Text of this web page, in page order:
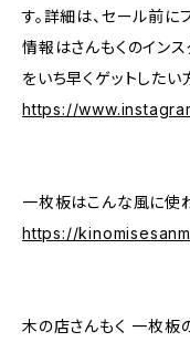
す。詳細は、セール前に
情報はさんもくのイン
をいち早くゲットした
https://
一枚板はこんな風に使
https://
木の店さんもく 一枚板